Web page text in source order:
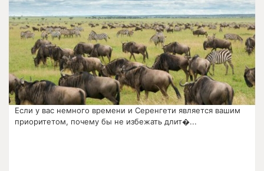
Если у вас немного времени и Серенгети является вашим
приоритетом, почему бы не избежать длит�...